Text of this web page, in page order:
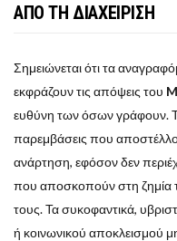
ΑΠΟ ΤΗ ΔΙΑΧΕΙΡΙΣΗ
Σημειώνεται ότι τα
εκφράζουν τις απόψεις του
ευθύνη των όσων γράφουν. Το
παρεμβάσεις που
ανάρτηση, εφόσον δεν
που αποσκοπούν στη
τους. Τα συκοφαντικά,
ή κοινωνικού αποκλεισμού